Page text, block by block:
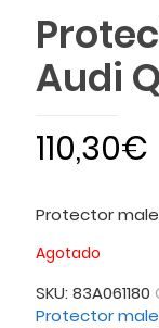
Audi
110,30€
Protector
Agotado
SKU: 83A061180
Protector